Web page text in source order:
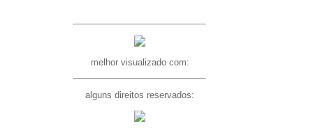
melhor visualizado com:
alguns direitos reservados: